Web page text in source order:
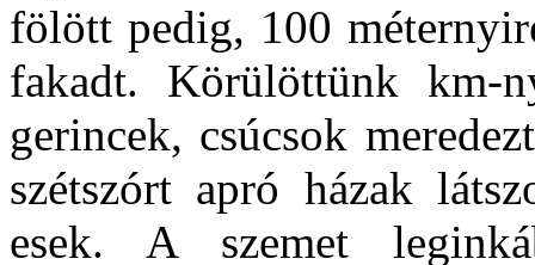
fölött pedig, 100
fakadt. Körülöttünk km-
gerincek, csúcsok
szétszórt apró házak
esek. A szemet